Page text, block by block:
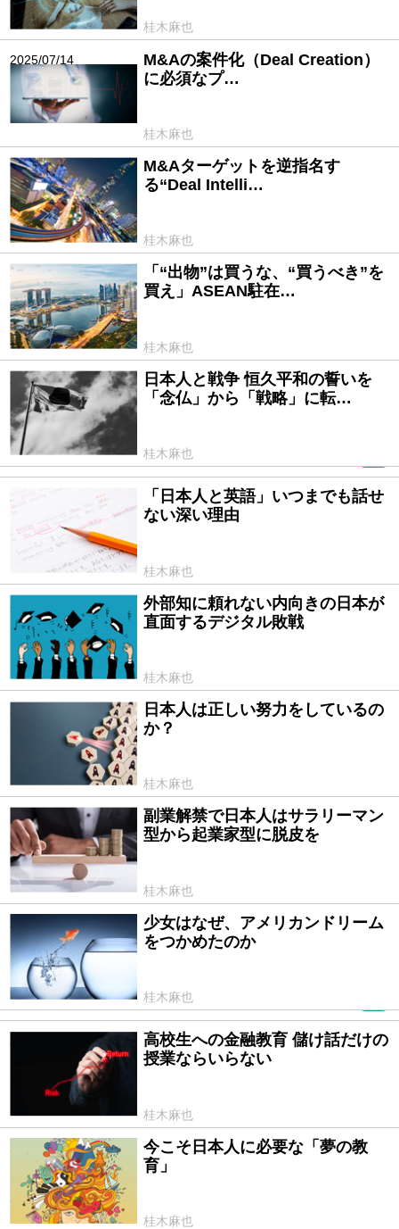
桂木麻也
2025/07/14
M&Aの案件化（Deal Creation）
に必須なプ…
桂木麻也
2025/06/25
M&Aターゲットを逆指名す
る“Deal Intelli…
桂木麻也
2025/05/23
「“出物”は買うな、“買うべき”を
買え」ASEAN駐在…
桂木麻也
2022/12/26
日本人と戦争 恒久平和の誓いを
「念仏」から「戦略」に転…
桂木麻也
2022/11/17
「日本人と英語」いつまでも話せ
ない深い理由
桂木麻也
外部知に頼れない内向きの日本が
直面するデジタル敗戦
桂木麻也
日本人は正しい努力をしているの
か？
桂木麻也
2022/06/30
副業解禁で日本人はサラリーマン
型から起業家型に脱皮を
桂木麻也
2022/06/02
少女はなぜ、アメリカンドリーム
をつかめたのか
桂木麻也
2022/05/11
高校生への金融教育 儲け話だけの
授業ならいらない
桂木麻也
2022/03/27
今こそ日本人に必要な「夢の教
育」
桂木麻也